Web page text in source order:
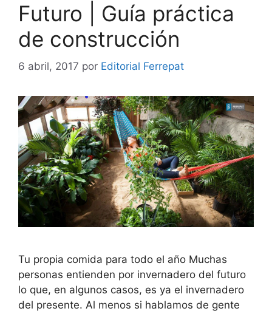
Futuro | Guía práctica
de construcción
6 abril, 2017 por Editorial Ferrepat
Tu propia comida para todo el año Muchas
personas entienden por invernadero del futuro
lo que, en algunos casos, es ya el invernadero
del presente. Al menos si hablamos de gente